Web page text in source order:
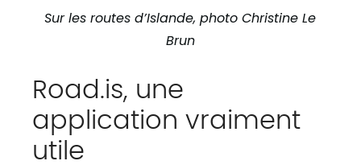
Sur les routes d’Islande, photo Christine Le
Brun
Road.is, une
application vraiment
utile